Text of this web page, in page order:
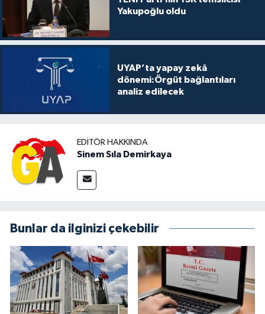
Yakupoğlu oldu
UYAP’ta yapay zekâ
dönemi:Örgüt bağlantıları
analiz edilecek
EDITÖR HAKKINDA
Sinem Sıla Demirkaya
Bunlar da ilginizi çekebilir